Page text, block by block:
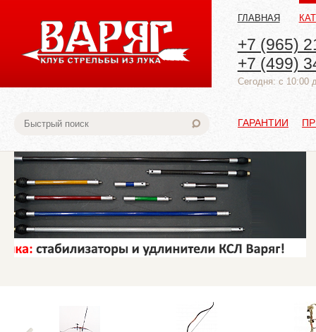
ГЛАВНАЯ
+7 (965)
+7 (499)
Cегодня: с 10:00
ГАРАНТИИ